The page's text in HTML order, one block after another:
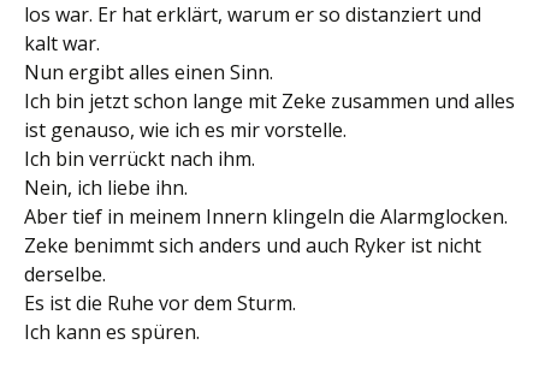
los war. Er hat erklärt, warum er so distanziert und
kalt war.
Nun ergibt alles einen Sinn.
Ich bin jetzt schon lange mit Zeke zusammen und alles
ist genauso, wie ich es mir vorstelle.
Ich bin verrückt nach ihm.
Nein, ich liebe ihn.
Aber tief in meinem Innern klingeln die Alarmglocken.
Zeke benimmt sich anders und auch Ryker ist nicht
derselbe.
Es ist die Ruhe vor dem Sturm.
Ich kann es spüren.